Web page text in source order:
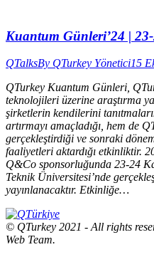
Kuantum Günleri’24 |
QTalksBy QTurkey Yönetici15
QTurkey Kuantum Günleri,
teknolojileri üzerine araştırma
şirketlerin kendilerini
artırmayı amaçladığı, hem de
gerçekleştirdiği ve sonraki
faaliyetleri aktardığı etkinliktir.
Q&Co sponsorluğunda 23-24
Teknik Üniversitesi’nde
yayınlanacaktır. Etkinliğe…
© QTurkey 2021 - All rights
Web Team.